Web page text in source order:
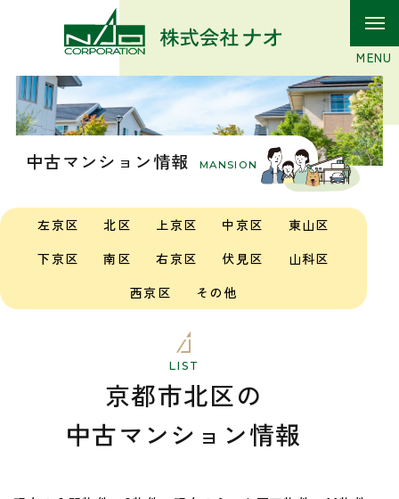
中古マンション情報 MANSION
左京区 北区 上京区 中京区
東山区
下京区
南区 右京区 伏見区
山科区
西京区
その他
LIST
京都市北区の
中古マンション情報